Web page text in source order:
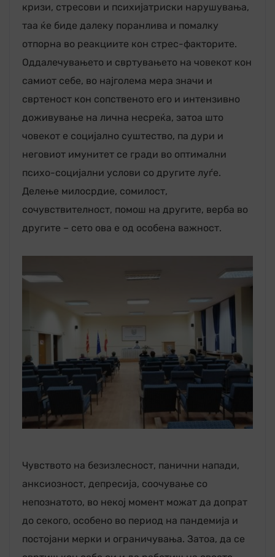
кризи, стресови и психијатриски нарушувања,
таа ќе биде далеку поранлива и помалку
отпорна во реакциите кон стрес-факторите.
Оддалечувањето и свртувањето на човекот кон
самиот себе, во најголема мера значи и
свртеност кон сопственото его и интензивно
доживување на лична несреќа, затоа што
човекот е социјално суштество, па дури и
неговиот имунитет се гради во оптимални
психо-социјални услови со другите луѓе.
Делење милосрдие, сомилост,
сочувствителност, помош на другите, верба во
другите – сето ова е од особена важност.
Чувството на безизлесност, панични напади,
анксиозност, депресија, соочување со
непознатото, во некој момент можат да допрат
до секого, особено во период на пандемија и
постојани мерки и ограничувања. Затоа, да се